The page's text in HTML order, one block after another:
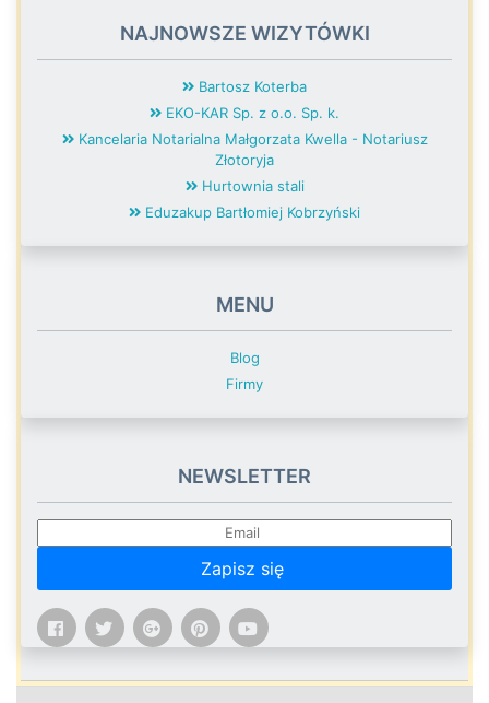
NAJNOWSZE WIZYTÓWKI
Bartosz Koterba
EKO-KAR Sp. z o.o. Sp. k.
Kancelaria Notarialna Małgorzata Kwella - Notariusz
Złotoryja
Hurtownia stali
Eduzakup Bartłomiej Kobrzyński
MENU
Blog
Firmy
NEWSLETTER
Zapisz się